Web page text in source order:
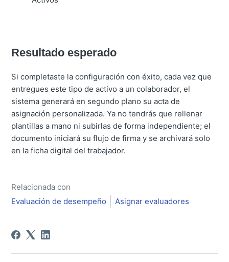
Resultado esperado
Si completaste la configuración con éxito, cada vez que
entregues este tipo de activo a un colaborador, el
sistema generará en segundo plano su acta de
asignación personalizada. Ya no tendrás que rellenar
plantillas a mano ni subirlas de forma independiente; el
documento iniciará su flujo de firma y se archivará solo
en la ficha digital del trabajador.
Relacionada con
Evaluación de desempeño
Asignar evaluadores